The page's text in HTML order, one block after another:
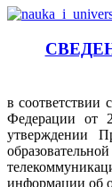
в соответствии
Федерации от
утверждении
информации об